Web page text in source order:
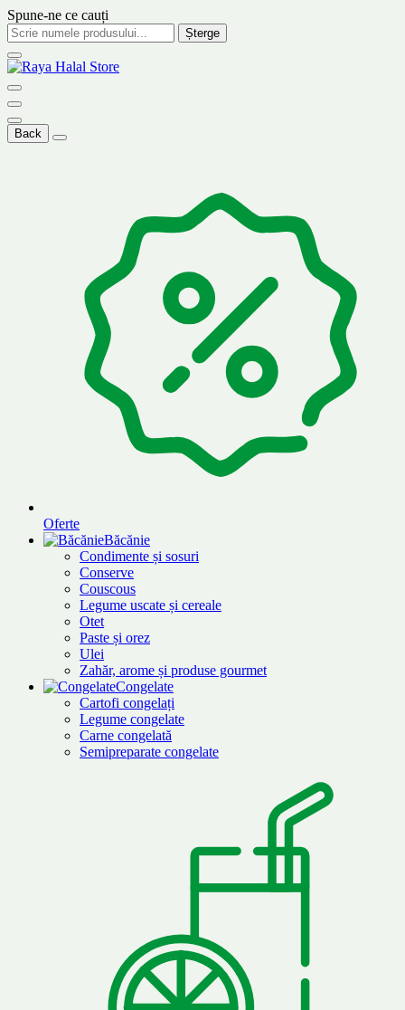
Spune-ne ce cauți
Șterge
Back
Oferte
Băcănie
Condimente și sosuri
Conserve
Couscous
Legume uscate și cereale
Otet
Paste și orez
Ulei
Zahăr, arome și produse gourmet
Congelate
Cartofi congelați
Legume congelate
Carne congelată
Semipreparate congelate